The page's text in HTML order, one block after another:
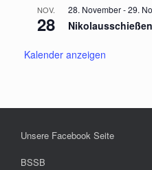
NOV.
28
28. November-29.
Kalender anzeigen
Unsere Facebook Seite
BSSB